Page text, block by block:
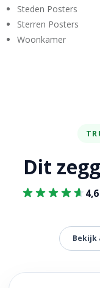
Steden Posters
Sterren Posters
Woonkamer
Dit
Bekijk